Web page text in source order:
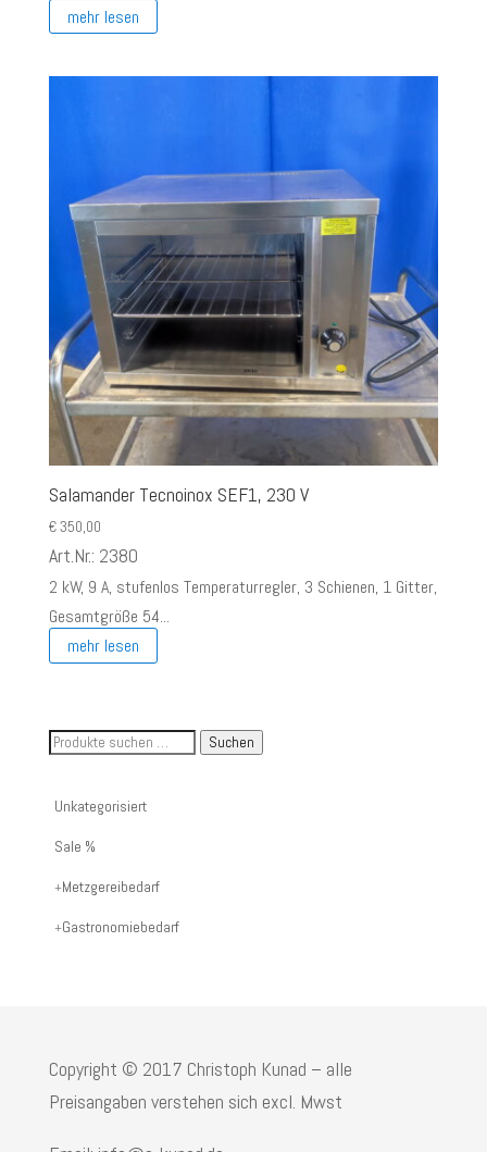
mehr lesen
Salamander Tecnoinox SEF1, 230 V
€350,00
Art.Nr.: 2380
2 kW, 9 A, stufenlos Temperaturregler, 3 Schienen, 1 Gitter,
Gesamtgröße 54...
mehr lesen
Suche
Artikelnummer
oder
Suchen
Unkategorisiert
Sale %
Metzgereibedarf
Gastronomiebedarf
Copyright © 2017 Christoph Kunad – alle
Preisangaben verstehen sich excl. Mwst